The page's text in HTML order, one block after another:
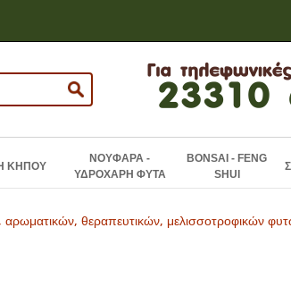
ΚΗΠΟΥ
ΝΟΥΦΑΡΑ -
ΥΔΡΟΧΑΡΗ ΦΥΤΑ
BONSAI - FENG
SHUI
θεραπευτικών, μελισσοτροφικών